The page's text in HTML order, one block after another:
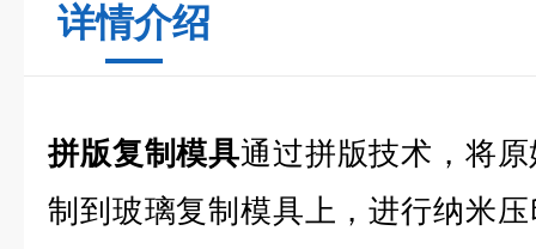
详情介绍
拼版复制模具通过拼版技术，将
制到玻璃复制模具上，进行纳米